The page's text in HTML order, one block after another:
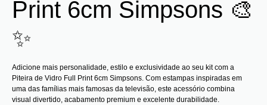
Print 6cm Simpsons 🎨
✨
Adicione mais personalidade, estilo e exclusividade ao seu kit com a
Piteira de Vidro Full Print 6cm Simpsons. Com estampas inspiradas em
uma das famílias mais famosas da televisão, este acessório combina
visual divertido, acabamento premium e excelente durabilidade.